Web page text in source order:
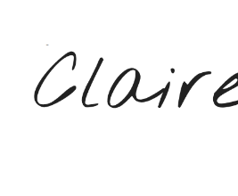
contenu
(Pressez